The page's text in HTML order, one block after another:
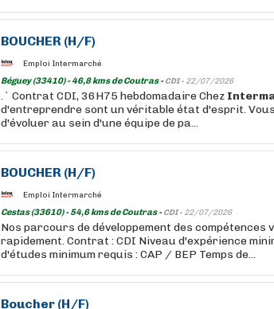
BOUCHER (H/F)
Emploi Intermarché
Béguey (33410) - 46,8 kms de Coutras -CDI - 22/07/2026
.` Contrat CDI, 36H75 hebdomadaire Chez
d'entreprendre sont un véritable état d'esprit.
d'évoluer au sein d'une équipe de pa...
BOUCHER (H/F)
Emploi Intermarché
Cestas (33610) - 54,6 kms de Coutras -CDI - 22/07/2026
Nos parcours de développement des compétences
rapidement. Contrat : CDI Niveau d'expérience
d'études minimum requis : CAP / BEP Temps de...
Boucher (H/F)